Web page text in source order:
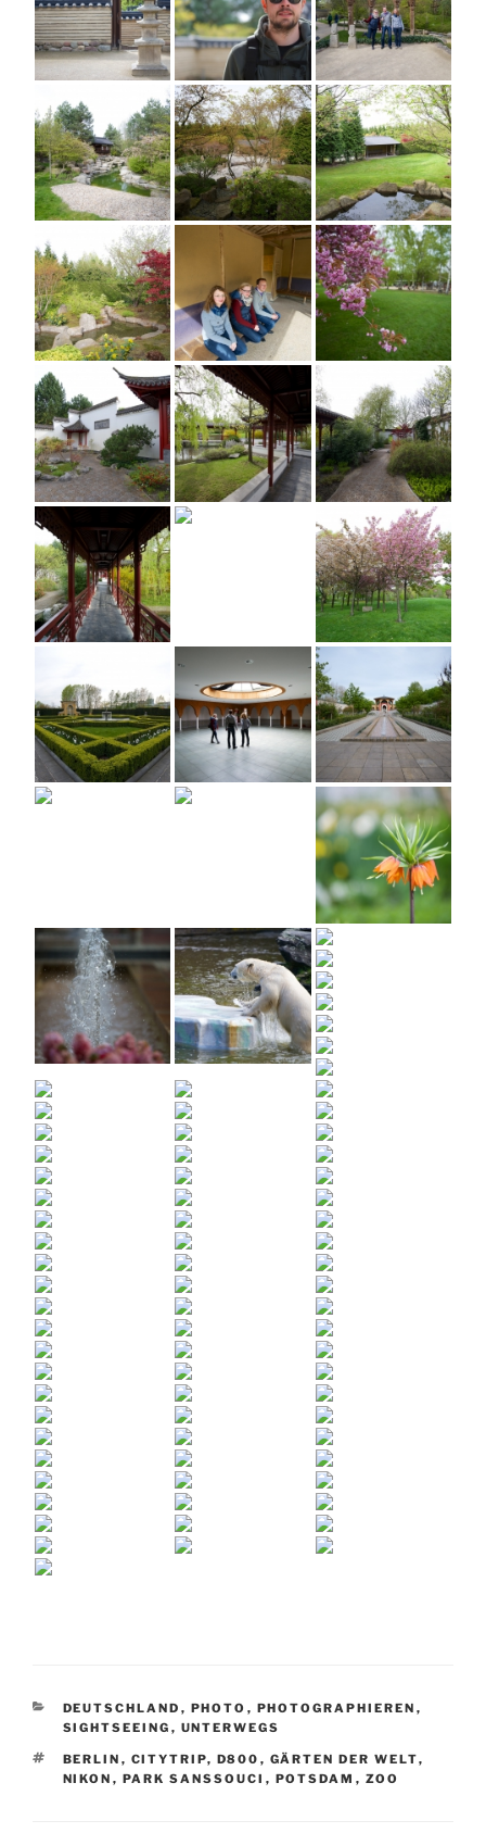
KATEGORIEN
DEUTSCHLAND , PHOTO , PHOTOGRAPHIEREN ,
SIGHTSEEING , UNTERWEGS
SCHLAGWÖRTER
BERLIN , CITYTRIP, D800 , GÄRTEN DER WELT,
NIKON , PARK SANSSOUCI , POTSDAM , ZOO